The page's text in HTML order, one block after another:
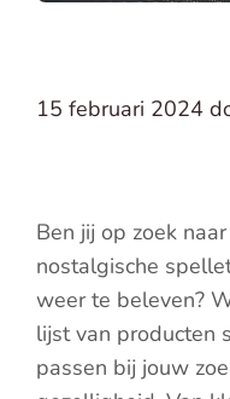
15 februari 2024
Ben jij op zoek
nostalgische
weer te beleven?
lijst van producten
passen bij jouw